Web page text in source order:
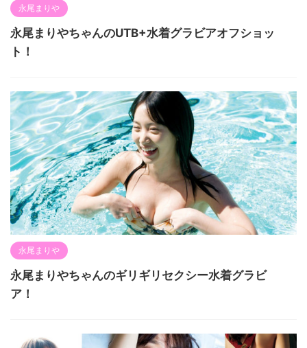
永尾まりや
永尾まりやちゃんのUTB+水着グラビアオフショッ
ト！
永尾まりや
永尾まりやちゃんのギリギリセクシー水着グラビ
ア！